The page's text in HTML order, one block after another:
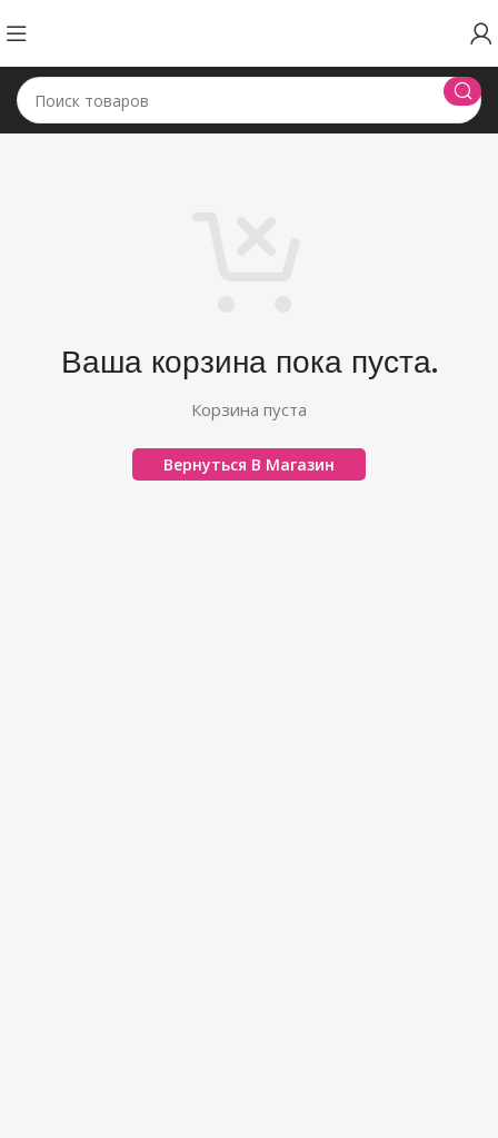
Ваша корзина пока пуста.
Корзина пуста
Вернуться В Магазин